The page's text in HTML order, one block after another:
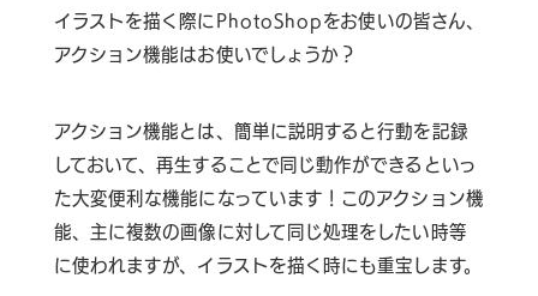
お問い合わせはこちら
イラストを描く際にPhotoShopをお使いの皆さん、
アクション機能はお使いでしょうか？
アクション機能とは、簡単に説明すると行動を記録
しておいて、再生することで同じ動作ができるといっ
た大変便利な機能になっています！このアクション機
能、主に複数の画像に対して同じ処理をしたい時等
に使われますが、イラストを描く時にも重宝します。